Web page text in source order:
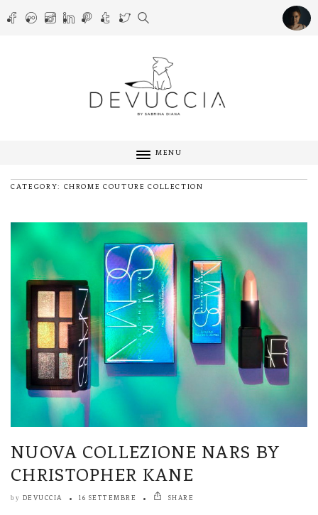
MENU
CATEGORY: CHROME COUTURE COLLECTION
NUOVA COLLEZIONE NARS BY
CHRISTOPHER KANE
by DEVUCCIA 16 SETTEMBRE SHARE